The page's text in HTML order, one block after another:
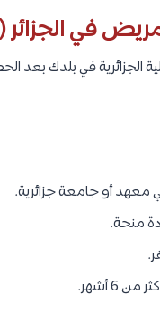
في الجزائر
الجزائرية في بلدك بعد
أو جامعة جزائرية.
منحة.
6 أشهر.